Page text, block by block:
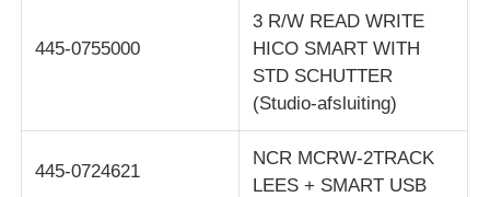
445-0755000
3 R/W READ WRITE
HICO SMART WITH
STD SCHUTTER
(Studio-afsluiting)
445-0724621
NCR MCRW-2TRACK
LEES + SMART USB